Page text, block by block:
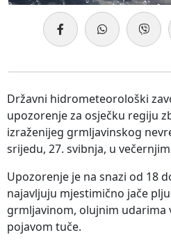
Državni hidrometeorološki
upozorenje za osječku regiju
izraženijeg grmljavinskog
srijedu, 27. svibnja, u
Upozorenje je na snazi od 18
najavljuju mjestimično jače
grmljavinom, olujnim udarima
pojavom tuče.